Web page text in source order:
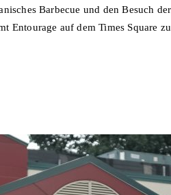
Barbecue und den Besuch
Entourage auf dem Times Square